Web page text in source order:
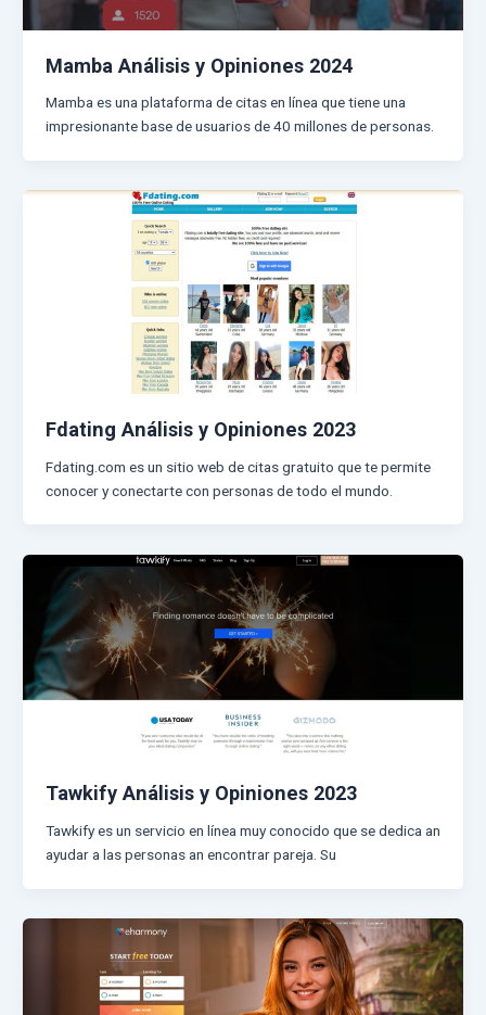
Mamba Análisis y Opiniones 2024
Mamba es una plataforma de citas en línea que tiene una
impresionante base de usuarios de 40 millones de personas.
Fdating Análisis y Opiniones 2023
Fdating.com es un sitio web de citas gratuito que te permite
conocer y conectarte con personas de todo el mundo.
Tawkify Análisis y Opiniones 2023
Tawkify es un servicio en línea muy conocido que se dedica an
ayudar a las personas an encontrar pareja. Su